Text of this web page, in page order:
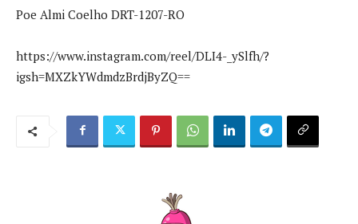
Poe Almi Coelho DRT-1207-RO
https://www.instagram.com/reel/DLI4-_ySlfh/?
igsh=MXZkYWdmdzBrdjByZQ==